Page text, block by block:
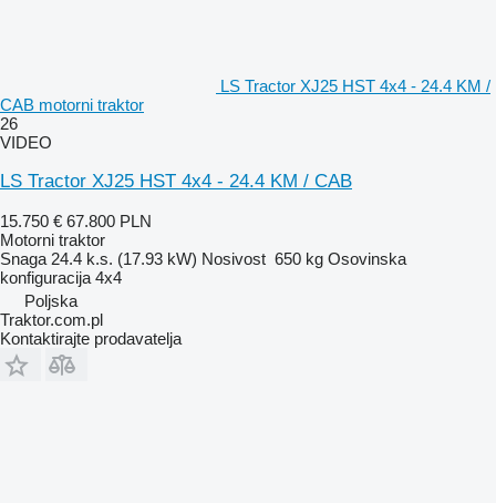
LS Tractor XJ25 HST 4x4 - 24.4 KM /
CAB motorni traktor
26
VIDEO
LS Tractor XJ25 HST 4x4 - 24.4 KM / CAB
15.750 € 67.800 PLN
Motorni traktor
Snaga 24.4 k.s. (17.93 kW) Nosivost 650 kg Osovinska
konfiguracija 4x4
Poljska
Traktor.com.pl
Kontaktirajte prodavatelja